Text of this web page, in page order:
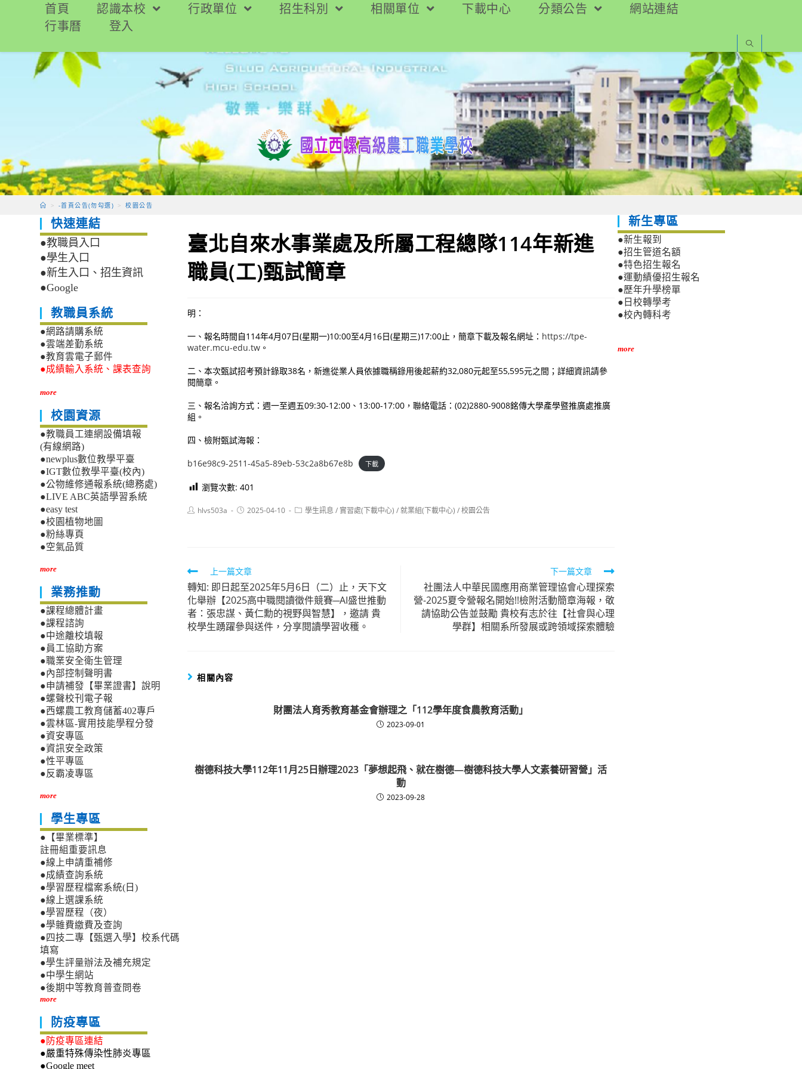
要
首頁 認識本校 行政單位 招生科別 相關單位 下載中心 分類公告
網站連結
行事曆
登入
> -首頁公告(勿勾選) > 校園公告
臺北自來水事業處及所屬工程總隊114年新進
職員(工)甄試簡章
明：
一、報名時間自114年4月07日(星期一)10:00至4月16日(星期三)17:00止，簡章下載及報名網址： https://tpe-
water.mcu-edu.tw 。
二、本次甄試招考預計錄取38名，新進從業人員依據職稱錄用後起薪約32,080元起至55,595元之間；詳細資訊請參
閱簡章。
三、報名洽詢方式：週一至週五09:30-12:00、13:00-17:00，聯絡電話：(02)2880-9008銘傳大學產學暨推廣處推廣
組。
四、檢附甄試海報：
b16e98c9-2511-45a5-89eb-53c2a8b67e8b 下載
瀏覽次數: 401
Posthlvs503a
Post2025-04-10
Post學生訊息 / 實習處(下載中心) /就業組(下載中心) /校園公告
Read
more
articles
上一篇文章
轉知: 即日起至2025年5月6日（二）止，天下文
化舉辦【2025高中職閱讀徵件競賽─AI盛世推動
者：張忠謀、黃仁勳的視野與智慧】，邀請 貴
校學生踴躍參與送件，分享閱讀學習收穫。
下一篇文章
社團法人中華民國應用商業管理協會心理探索
營-2025夏令營報名開始!!檢附活動簡章海報，敬
請協助公告並鼓勵 貴校有志於往【社會與心理
學群】相關系所發展或跨領域探索體驗
相關內容
財團法人育秀教育基金會辦理之「112學年度食農教育活動」
2023-09-01
樹德科技大學112年11月25日辦理2023「夢想起飛、就在樹德—樹德科技大學人文素養研習營」活
動
2023-09-28
快速連結
●教職員入口
●學生入口
●新生入口、招生資訊
●Google
教職員系統
●網路請購系統
●雲端差勤系統
●教育雲電子郵件
●成績輸入系統、課表查詢
more
校園資源
●教職員工連網設備填報
(有線網路)
●newplus數位教學平臺
●IGT數位教學平臺(校內)
●公物維修通報系統(總務處)
●LIVE ABC英語學習系統
●easy test
●校園植物地圖
●粉絲專頁
●空氣品質
more
業務推動
●課程總體計畫
●課程諮詢
●中途離校填報
●員工協助方案
●職業安全衛生管理
●內部控制聲明書
●申請補發【畢業證書】說明
●螺聲校刊電子報
●西螺農工教育儲蓄402專戶
●雲林區-實用技能學程分發
●資安專區
●資訊安全政策
●性平專區
●反霸凌專區
more
學生專區
●【畢業標準】
註冊組重要訊息
●線上申請重補修
●成績查詢系統
●學習歷程檔案系統(日)
●線上選課系統
●學習歷程（夜）
●學雜費繳費及查詢
●四技二專【甄選入學】校系代碼
填寫
●學生評量辦法及補充規定
●中學生網站
●後期中等教育普查問卷
more
防疫專區
●防疫專區連結
●嚴重特殊傳染性肺炎專區
●Google meet
新生專區
●新生報到
●招生管道名額
●特色招生報名
●運動績優招生報名
●歷年升學榜單
●日校轉學考
●校內轉科考
more